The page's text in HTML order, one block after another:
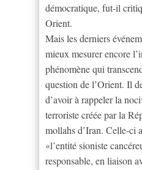
démocratique, fut-il
Orient.
Mais les derniers
mieux mesurer encore
phénomène qui
question de l’Orient. Il
d’avoir à rappeler la
terroriste créée par la
mollahs d’Iran. Celle-ci
«l’entité sioniste
responsable, en liaison